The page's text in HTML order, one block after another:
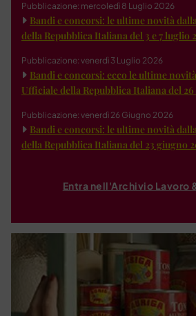
Pubblicazione: mercoledì 8 Luglio 2026
Bandi e concorsi: le ultime novità
della Repubblica Italiana del 3 e 7 luglio
Pubblicazione: venerdì 3 Luglio 2026
Bandi e concorsi: ecco le ultime
Ufficiale della Repubblica Italiana del
Pubblicazione: venerdì 26 Giugno 2026
Bandi e concorsi: le ultime novità
della Repubblica Italiana del 23 giugno
Entra nell'Archivio Lavoro